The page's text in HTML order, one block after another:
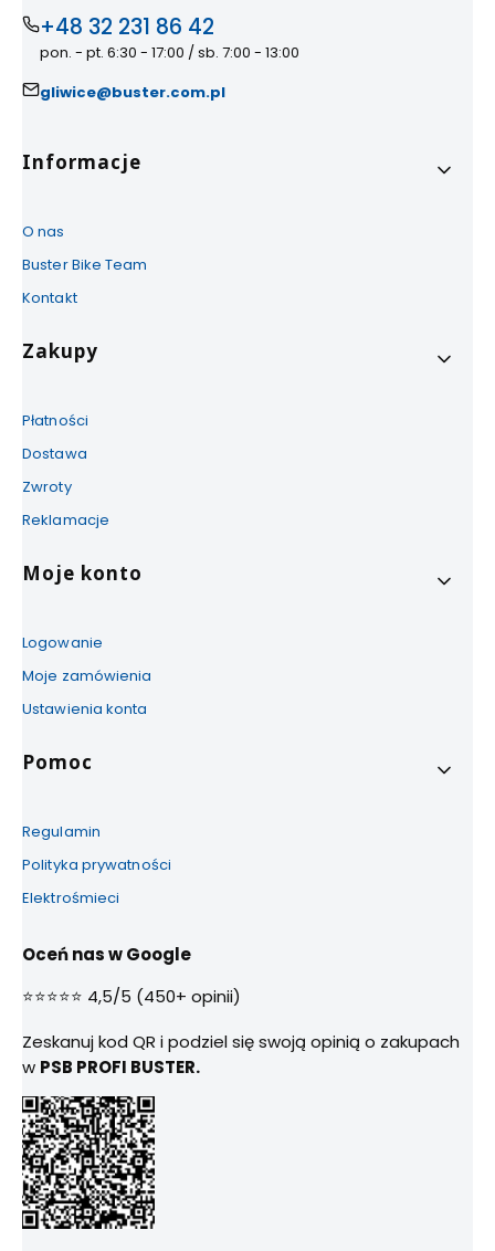
+48 32 231 86 42
pon. - pt. 6:30 - 17:00 / sb. 7:00 - 13:00
gliwice@buster.com.pl
Linki w stopce
Informacje
O nas
Buster Bike Team
Kontakt
Zakupy
Płatności
Dostawa
Zwroty
Reklamacje
Moje konto
Logowanie
Moje zamówienia
Ustawienia konta
Pomoc
Regulamin
Polityka prywatności
Elektrośmieci
Oceń nas w Google
⭐⭐⭐⭐⭐ 4,5/5 (450+ opinii)
Zeskanuj kod QR i podziel się swoją opinią o zakupach
w PSB PROFI BUSTER.